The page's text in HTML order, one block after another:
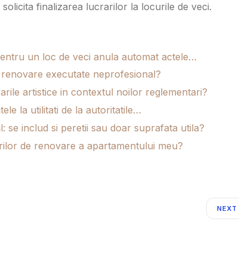
finalizarea lucrarilor la locurile de veci.
un loc de veci anula automat actele…
executate neprofesional?
artistice in contextul noilor reglementari?
la utilitati de la autoritatile…
se includ si peretii sau doar suprafata utila?
de renovare a apartamentului meu?
NEXT